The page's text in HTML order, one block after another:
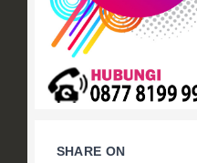
+ Springbed
White Board / Papan Tulis
SHARE ON